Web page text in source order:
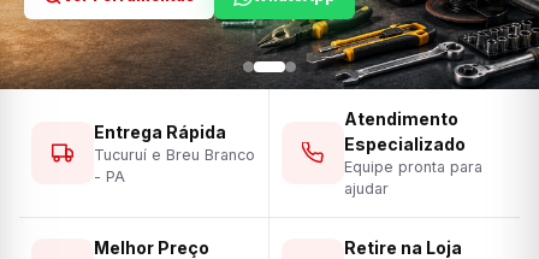
Entrega Rápida
Tucuruí e Breu Branco
- PA
Atendimento
Especializado
Equipe pronta para
ajudar
Melhor Preço Retire na Loja